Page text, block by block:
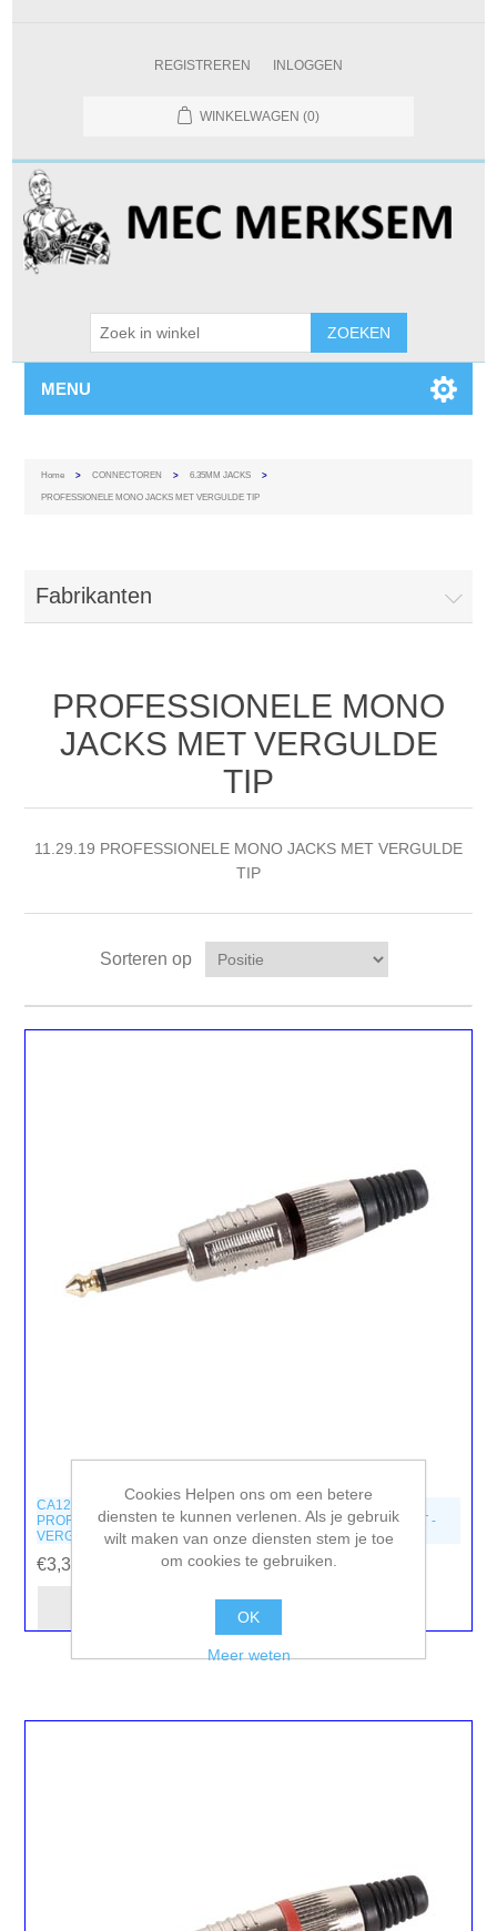
REGISTREREN INLOGGEN
WINKELWAGEN (0)
MENU
Home > CONNECTOREN > 6.35MM JACKS >
PROFESSIONELE MONO JACKS MET VERGULDE TIP
Fabrikanten
PROFESSIONELE MONO
JACKS MET VERGULDE
TIP
11.29.19 PROFESSIONELE MONO JACKS MET VERGULDE
TIP
Sorteren op
CA120B
PROFESSIONELE MANNELIJKE 6.35mm MONO JACK - ZWART -
VERGULDE STEKKER
€3,30 incl. BTW
Cookies Helpen ons om een betere
diensten te kunnen verlenen. Als je gebruik
wilt maken van onze diensten stem je toe
om cookies te gebruiken.
OK
Meer weten